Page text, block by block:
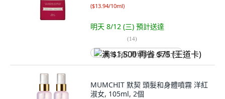
($13.94/10ml)
明天 8/12 (三) 預計送達
(14)
满 $1,500 再省 $75 (王道卡)
MUMCHIT 默契 頭髮和身體噴霧 洋紅
淑女, 105ml, 2個